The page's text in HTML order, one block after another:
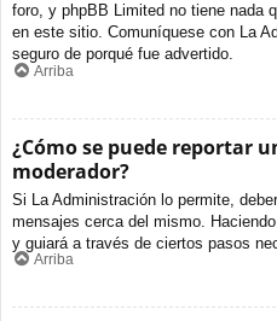
foro, y phpBB Limited no tiene nada
en este sitio. Comuníquese con La
seguro de porqué fue advertido.
Arriba
¿Cómo se puede reportar
moderador?
Si La Administración lo permite,
mensajes cerca del mismo.
y guiará a través de ciertos pasos
Arriba